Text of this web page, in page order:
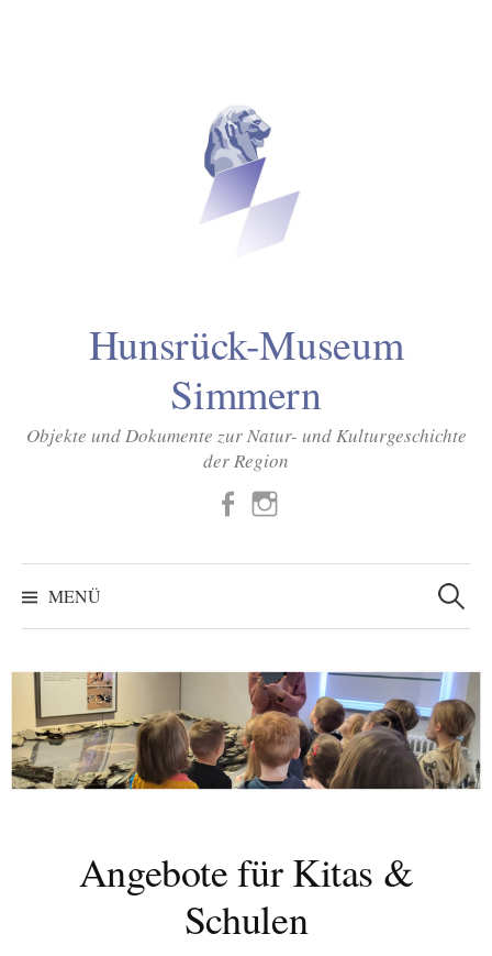
Hunsrück-Museum
Simmern
Objekte und Dokumente zur Natur- und Kulturgeschichte
der Region
FB
MENÜ
Suchen
nach:
Angebote für Kitas &
Schulen